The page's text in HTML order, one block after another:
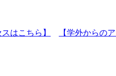
はこちら】
【学外からの